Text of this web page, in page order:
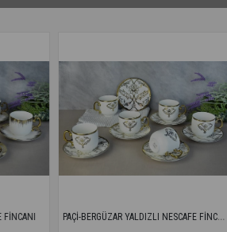
PAÇİ-BERGÜZAR YALDIZLI NESCAFE FİNCANI